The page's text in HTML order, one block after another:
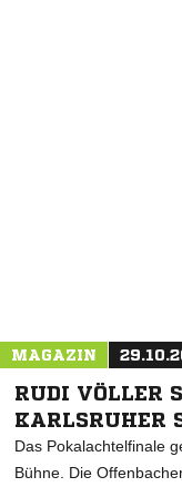
MAGAZIN
RUDI VÖLLER
KARLSRUHER
Das Pokalachtelfinale
Bühne. Die